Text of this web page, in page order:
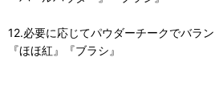
12.必要に応じてパウダーチークでバラン
『ほほ紅』『ブラシ』